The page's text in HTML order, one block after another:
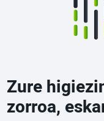
Zure
zorroa,